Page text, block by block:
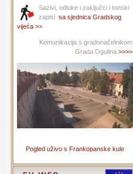
Sazivi, odluke i zaključci i tonski
zapisi sa sjednica Gradskog
vijeća >>
Komunikacija s gradonačelnikom
Grada Ogulina >>>>
Pogled uživo s Frankopanske kule